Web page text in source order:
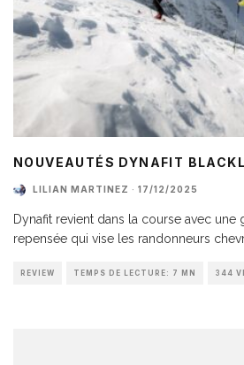
NOUVEAUTÉS DYNAFIT
LILIAN MARTINEZ · 17/12/2025
Dynafit revient dans la course avec une
repensée qui vise les randonneurs
REVIEW TEMPS DE LECTURE: 7 MN 344